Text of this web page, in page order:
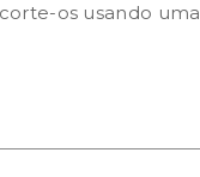
os usando uma